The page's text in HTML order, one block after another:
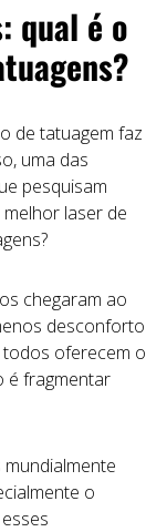
qual é o
de tatuagem faz
uma das
pesquisam
laser de
chegaram ao
desconforto
oferecem o
é fragmentar
o